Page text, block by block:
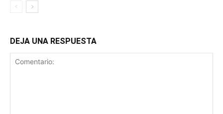
DEJA UNA RESPUESTA